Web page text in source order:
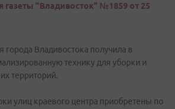
газеты "Владивосток" №1859 от 25
города Владивостока получила в
технику для уборки и
территорий.
улиц краевого центра приобретены по